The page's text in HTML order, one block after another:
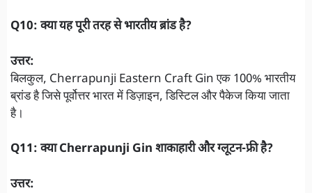
Q10: क्या यह पूरी तरह से भारतीय ब्रांड है?
उत्तर:
बिलकुल, Cherrapunji Eastern Craft Gin एक 100% भारतीय
ब्रांड है जिसे पूर्वोत्तर भारत में डिज़ाइन, डिस्टिल और पैकेज किया जाता
है।
Q11: क्या Cherrapunji Gin शाकाहारी और ग्लूटन-फ्री है?
उत्तर: